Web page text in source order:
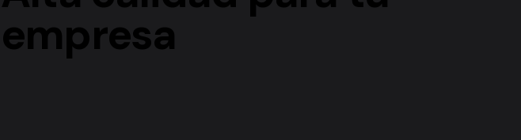
empresa